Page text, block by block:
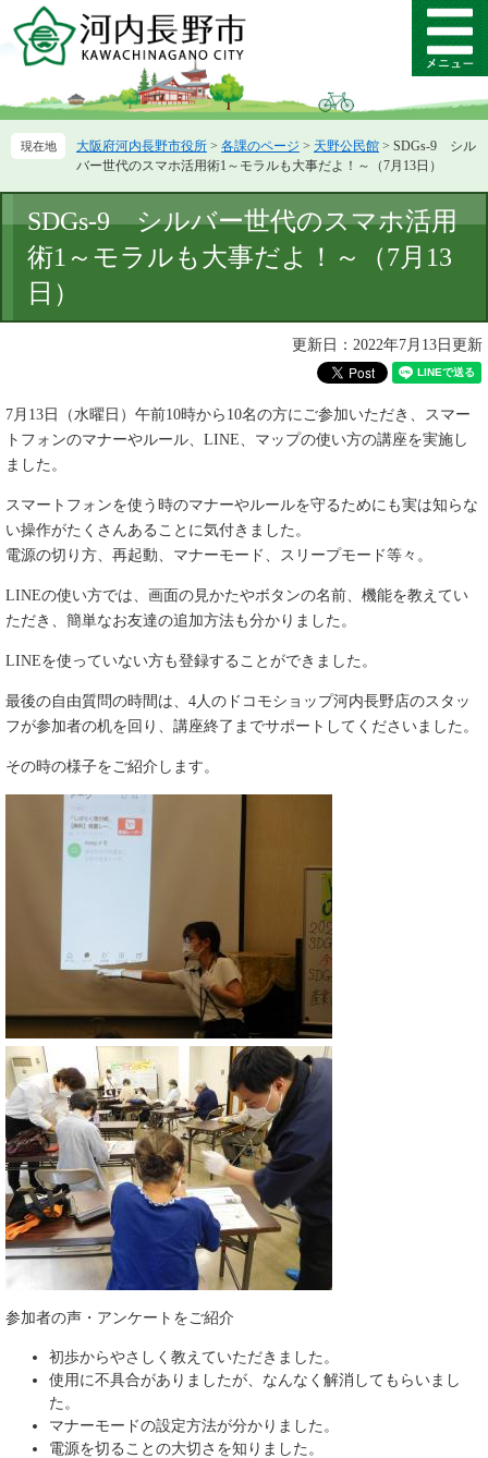
ー
先
ニ
を
て
メ
ニ
ー
大阪府河内長野市役所 > 各課のページ > 天野公民館 > SDGs-9 シル
バー世代のスマホ活用術1～モラルも大事だよ！～（7月13日）
文
SDGs-9 シルバー世代のスマホ活用
術1～モラルも大事だよ！～（7月13
日）
更新日：2022年7月13日更新
7月13日（水曜日）午前10時から10名の方にご参加いただき、スマー
トフォンのマナーやルール、LINE、マップの使い方の講座を実施し
ました。
スマートフォンを使う時のマナーやルールを守るためにも実は知らな
い操作がたくさんあることに気付きました。
電源の切り方、再起動、 マナーモード、スリープモード等々。
LINEの使い方では、画面の見かたやボタンの名前、機能を教えてい
ただき、簡単なお友達の追加方法も分かりました。
LINEを使っていない方も登録することができました。
最後の自由質問の時間は、4人のドコモショップ河内長野店のスタッ
フが参加者の机を回り、講座終了までサポートしてくださいました。
その時の様子をご紹介します。
参加者の声・アンケートをご紹介
初歩からやさしく教えていただきました。
使用に不具合がありましたが、なんなく解消してもらいまし
た。
マナーモードの設定方法が分かりました。
電源を切ることの大切さを知りました。